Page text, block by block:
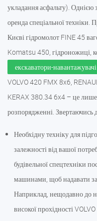
укладання асфальту). Однією
оренда спеціальної
Києві гідромолот FINE 45
Komatsu 450, гідроножиці,
екскаватори-навантажувачі
VOLVO 420 FMX 8x6,
KERAX 380.34 6x4 – це лише
розпорядженні. Звертаючись
Необхідну техніку для
залежності від вашої
будівельної спецтехніки
машинами, щоб надавати
Наприклад, нещодавно до
високої прохідності